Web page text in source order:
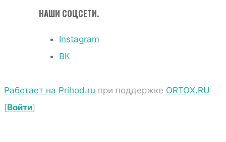
НАШИ СОЦСЕТИ.
Instagram
ВК
Работает на Prihod.ru при поддержке ORTOX.RU
[Войти]